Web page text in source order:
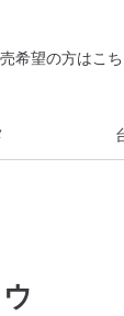
希望の方はこ